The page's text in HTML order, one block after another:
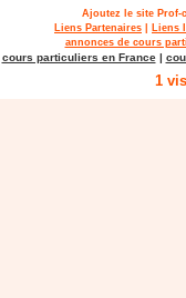
Ajoutez le site Prof-
Liens Partenaires | Liens
annonces de cours
cours particuliers en France|
1